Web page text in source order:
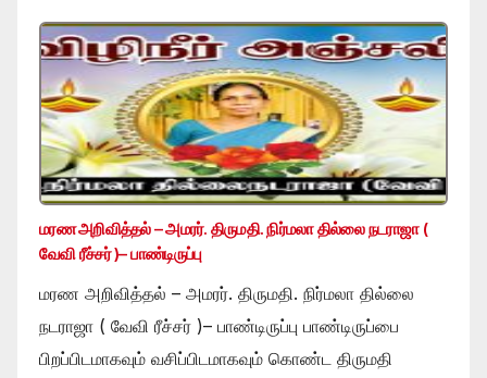
மரண அறிவித்தல் – அமரர். திருமதி. நிர்மலா தில்லை நடராஜா (
வேவி ரீச்சர் )– பாண்டிருப்பு
மரண அறிவித்தல் – அமரர். திருமதி. நிர்மலா தில்லை
நடராஜா ( வேவி ரீச்சர் )– பாண்டிருப்பு பாண்டிருப்பை
பிறப்பிடமாகவும் வசிப்பிடமாகவும் கொண்ட திருமதி